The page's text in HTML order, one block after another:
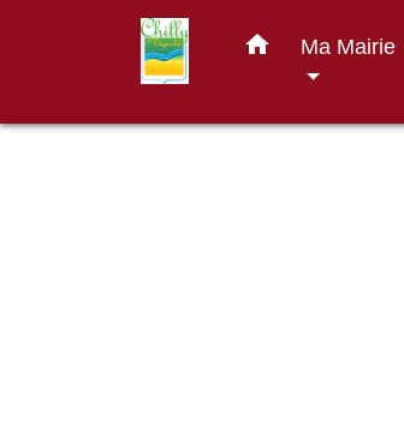
home Ma Mairie